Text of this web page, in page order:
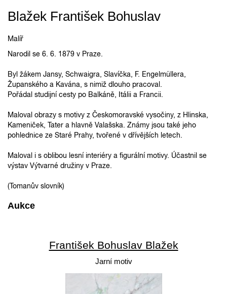
Blažek František Bohuslav
Malíř
Narodil se 6. 6. 1879 v Praze.
Byl žákem Jansy, Schwaigra, Slavíčka, F. Engelmüllera,
Županského a Kavána, s nimiž dlouho pracoval.
Pořádal studijní cesty po Balkáně, Itálii a Francii.
Maloval obrazy s motivy z Českomoravské vysočiny, z Hlinska,
Kameniček, Tater a hlavně Valašska. Známy jsou také jeho
pohlednice ze Staré Prahy, tvořené v dřívějších letech.
Maloval i s oblibou lesní interiéry a figurální motivy. Účastnil se
výstav Výtvarné družiny v Praze.
(Tomanův slovník)
Aukce
František Bohuslav Blažek
Jarní motiv